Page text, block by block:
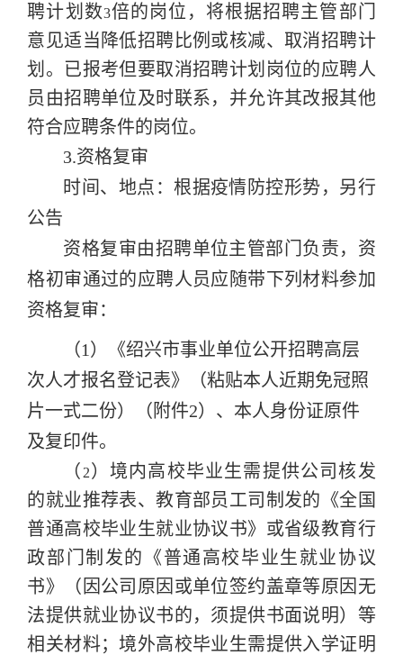
聘计划数3倍的岗位，将根据招聘主管部门
意见适当降低招聘比例或核减、取消招聘计
划。已报考但要取消招聘计划岗位的应聘人
员由招聘单位及时联系，并允许其改报其他
符合应聘条件的岗位。
3.资格复审
时间、地点：根据疫情防控形势，另行
公告
资格复审由招聘单位主管部门负责，资
格初审通过的应聘人员应随带下列材料参加
资格复审：
（1 ）《绍兴市事业单位公开招聘高层
次人才报名登记表》（粘贴本人近期免冠照
片一式二份）（附件2）、本人身份证原件
及复印件。
（ 2 ）境内高校毕业生需提供公司核发
的就业推荐表、教育部员工司制发的《全国
普通高校毕业生就业协议书》或省级教育行
政部门制发的《普通高校毕业生就业协议
书》（因公司原因或单位签约盖章等原因无
法提供就业协议书的，须提供书面说明）等
相关材料；境外高校毕业生需提供入学证明